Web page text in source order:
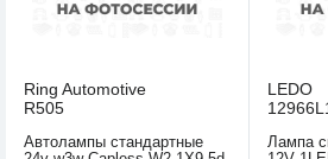
Ring Automotive
R505
Автолампы стандартные
LEDO
Лампа